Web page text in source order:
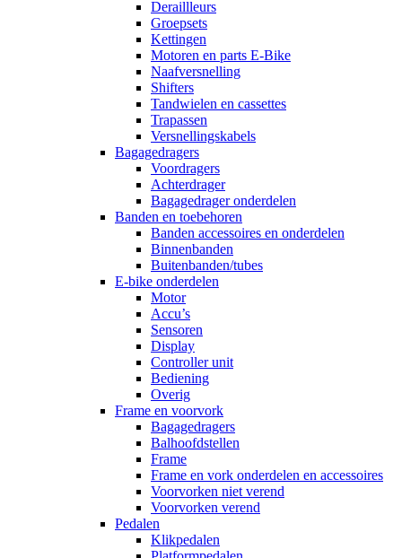
Deraillleurs
Groepsets
Kettingen
Motoren en parts E-Bike
Naafversnelling
Shifters
Tandwielen en cassettes
Trapassen
Versnellingskabels
Bagagedragers
Voordragers
Achterdrager
Bagagedrager onderdelen
Banden en toebehoren
Banden accessoires en onderdelen
Binnenbanden
Buitenbanden/tubes
E-bike onderdelen
Motor
Accu’s
Sensoren
Display
Controller unit
Bediening
Overig
Frame en voorvork
Bagagedragers
Balhoofdstellen
Frame
Frame en vork onderdelen en accessoires
Voorvorken niet verend
Voorvorken verend
Pedalen
Klikpedalen